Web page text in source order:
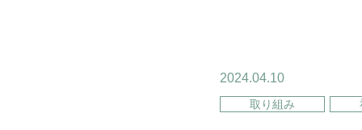
2024.04.10
取り組み